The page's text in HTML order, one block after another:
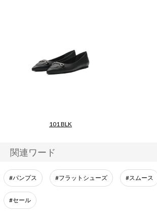
101 BLK
関連ワード
#パンプス #フラットシューズ #スムース
#セール